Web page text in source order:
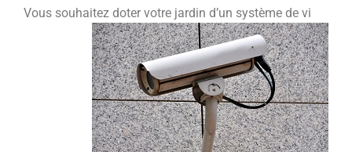
Vous souhaitez doter votre jardin d’un système de vi